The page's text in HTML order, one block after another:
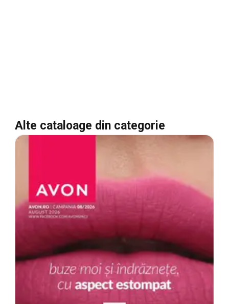
Alte cataloage din categorie